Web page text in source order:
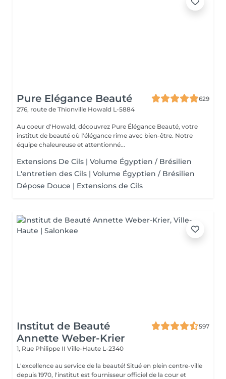
Pure Elégance Beauté
629
276, route de Thionville Howald L-5884
Au coeur d'Howald, découvrez Pure Élégance Beauté, votre
institut de beauté où l'élégance rime avec bien-être. Notre
équipe chaleureuse et attentionné...
Extensions De Cils | Volume Égyptien / Brésilien
L'entretien des Cils | Volume Égyptien / Brésilien
Dépose Douce | Extensions de Cils
Institut de Beauté
Annette Weber-Krier
597
1, Rue Philippe II Ville-Haute L-2340
L'excellence au service de la beauté! Situé en plein centre-ville
depuis 1970, l'institut est fournisseur officiel de la cour et